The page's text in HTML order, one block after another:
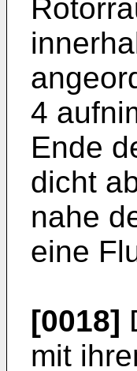
4
Ende
dicht
nahe
eine
[0018]
mit